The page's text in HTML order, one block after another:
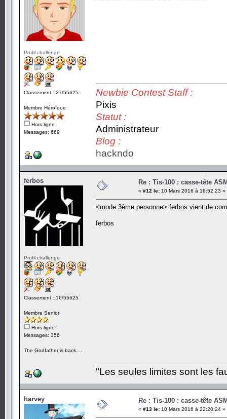
Profil challenge
Classement : 27/55625
Membre Héroïque
Hors ligne
Messages: 669
Newbie Contest Staff :
Pixis
Statut :
Administrateur
Blog :
hackndo
ferbos
Profil challenge
Classement : 16/55625
Membre Senior
Hors ligne
Messages: 356
The Godfather is back....
Re : Tis-100 : casse-tête
« #12 le: 10 Mars 2016 à 16:52:23 »
<mode 3ème personne> ferbos vient de
ferbos
"Les seules limites sont les
harvey Re : Tis-100 : casse-tête
« #13 le: 10 Mars 2016 à 22:20:24 »